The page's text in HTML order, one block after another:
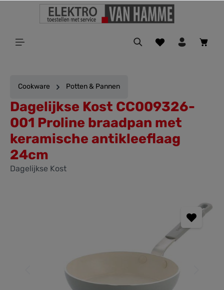
Cookware Potten & Pannen
Dagelijkse Kost CC009326-
001 Proline braadpan met
keramische antikleeflaag
24cm
Dagelijkse Kost